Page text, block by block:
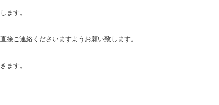
ます。
接ご連絡くださいますようお願い致します。
ます。